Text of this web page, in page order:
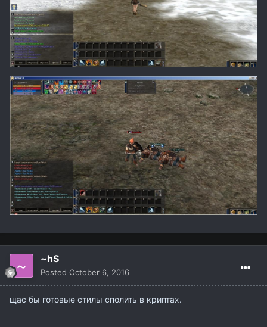
~hS
Posted October 6, 2016
щас бы готовые стилы сполить в криптах.